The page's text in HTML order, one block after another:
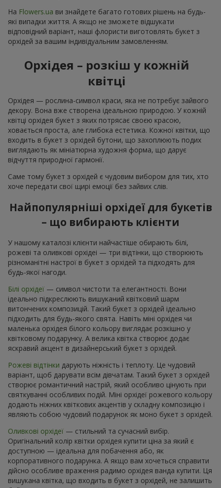
На Flowers.ua ви знайдете багато готових рішень на будь-
які випадки життя. А якщо не зможете відшукати
відповідний варіант, наші флористи виготовлять букет з
орхідей за вашим індивідуальним замовленням.
Орхідея – розкіш у кожній
квітці
Орхідея — рослина-символ краси, яка не потребує зайвого
декору. Вона вже створена ідеальною природою. У кожній
квітці орхідея букет з яких потрясає своєю красою,
ховається проста, але глибока естетика. Кожної квітки, що
входить в букет з орхідей бутони, що захоплюють подих
виглядають як мініатюрна художня форма, що дарує
відчуття природної гармонії.
Саме тому букет з орхідей є чудовим вибором для тих, хто
хоче передати свої щирі емоції без зайвих слів.
Найпопулярніші орхідеї для букетів
– що вибирають клієнти
У нашому каталозі клієнти найчастіше обирають білі,
рожеві та оливкові орхідеі — три відтінки, що створюють
різноманітні настрої в букет з орхідей та підходять для
будь-якої нагоди.
Білі орхідеї — символ чистоти та елегантності. Вони
ідеально підкреслюють вишуканий квітковий шарм
витончених композицій. Такий букет з орхідей ідеально
підходить для будь-якого свята. Навіть міні орхідея чи
маленька орхідея білого кольору виглядає розкішно у
квітковому подарунку. А велика квітка створює додає
яскравий акцент в дизайнерський букет з орхідей.
Рожеві відтінки дарують ніжність і теплоту. Це чудовий
варіант, щоб дарувати всім дівчатам. Такий букет з орхідей
створює романтичний настрій, який особливо цінують при
святкуванні особливих подій. Міні орхідеї рожевого кольору
додають ніжних квіткових акцентів у складну композицію і
являють собою чудовий подарунок як моно букет з орхідей.
Оливкові орхідеї — стильний та сучасний вибір.
Оригінальний колір квітки орхідея купити ціна за який є
доступною — ідеальна для побачення або, як
корпоративного подарунка. А якщо вам хочеться справити
дійсно особливе враження радимо орхідея ванда купити. Ця
вишукана квітка, що входить в букет з орхідей, не залишить